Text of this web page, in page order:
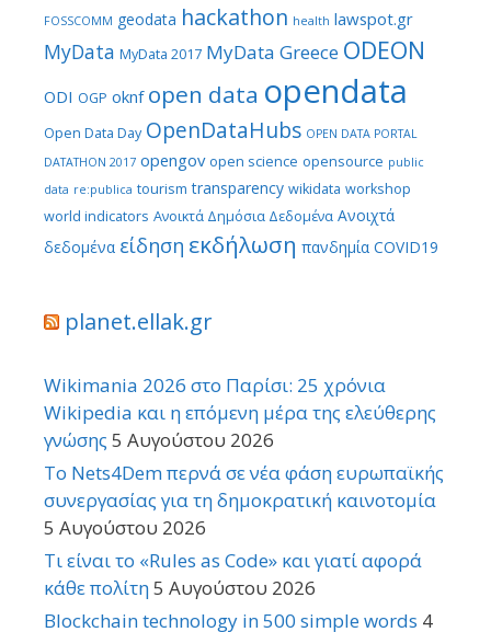
FOSSCOMM geodata hackathon health lawspot.gr
MyData MyData 2017 MyData Greece ODEON
ODI OGP oknf open data opendata
Open Data Day OpenDataHubs OPEN DATA PORTAL
DATATHON 2017 opengov open science opensource public
data re:publica tourism transparency wikidata workshop
world indicators Ανοικτά Δημόσια Δεδομένα Ανοιχτά
δεδομένα είδηση εκδήλωση πανδημία COVID19
planet.ellak.gr
Wikimania 2026 στο Παρίσι: 25 χρόνια
Wikipedia και η επόμενη μέρα της ελεύθερης
γνώσης 5 Αυγούστου 2026
Το Nets4Dem περνά σε νέα φάση ευρωπαϊκής
συνεργασίας για τη δημοκρατική καινοτομία
5 Αυγούστου 2026
Τι είναι το «Rules as Code» και γιατί αφορά
κάθε πολίτη5 Αυγούστου 2026
Blockchain technology in 500 simple words 4